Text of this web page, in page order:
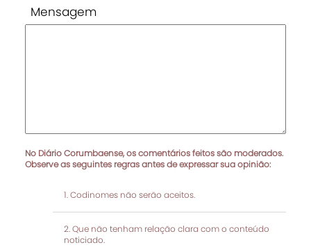
Mensagem
No Diário Corumbaense, os comentários feitos são moderados.
Observe as seguintes regras antes de expressar sua opinião:
Codinomes não serão aceitos.
Que não tenham relação clara com o conteúdo
noticiado.